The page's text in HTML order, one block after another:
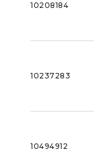
10208184
10237283
10494912